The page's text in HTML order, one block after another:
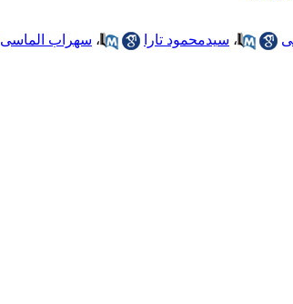
، سیدمحمود تارا ، سهراب الماسی